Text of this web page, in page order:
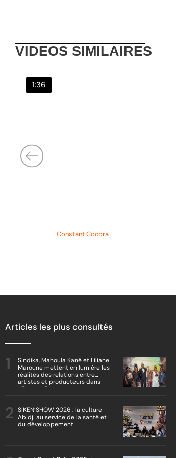
VIDEOS SIMILAIRES
1:36
Constant Cocora
Articles les plus consultés
Sindika, Mahoula Kané et Liliane
Maroune mettent en lumière les
réalités des relations entre
artistes et producteurs dans
« Boss vs Boss »
SIKEN’SHOW 2026 : la culture
Abidji au service de la santé et
du développement